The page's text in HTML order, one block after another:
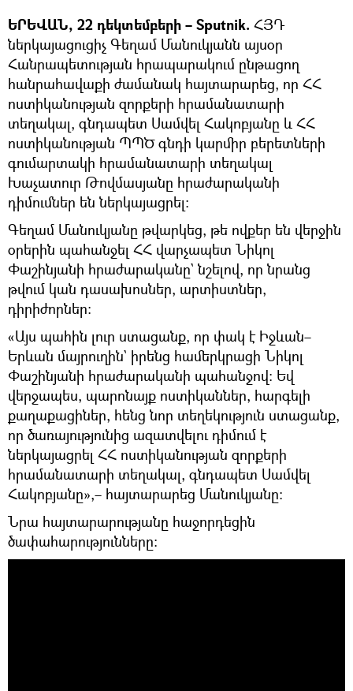
ԵՐԵՎԱՆ, 22 դեկտեմբերի – Sputnik. ՀՅԴ
ներկայացուցիչ Գեղամ Մանուկյանն այսօր
Հանրապետության հրապարակում ընթացող
հանրահավաքի ժամանակ հայտարարեց, որ ՀՀ
ոստիկանության զորքերի հրամանատարի
տեղակալ, գնդապետ Սամվել Հակոբյանը և ՀՀ
ոստիկանության ՊՊԾ գնդի կարմիր բերետների
գումարտակի հրամանատարի տեղակալ
Խաչատուր Թովմասյանը հրաժարականի
դիմումներ են ներկայացրել։
Գեղամ Մանուկյանը թվարկեց, թե ովքեր են վերջին
օրերին պահանջել ՀՀ վարչապետ Նիկոլ
Փաշինյանի հրաժարականը` նշելով, որ նրանց
թվում կան դասախոսներ, արտիստներ,
դիրիժորներ։
«Այս պահին լուր ստացանք, որ փակ է Իջևան–
Երևան մայրուղին` իրենց համերկրացի Նիկոլ
Փաշինյանի հրաժարականի պահանջով։ Եվ
վերջապես, պարոնայք ոստիկաններ, հարգելի
քաղաքացիներ, հենց նոր տեղեկություն ստացանք,
որ ծառայությունից ազատվելու դիմում է
ներկայացրել ՀՀ ոստիկանության զորքերի
հրամանատարի տեղակալ, գնդապետ Սամվել
Հակոբյանը»,– հայտարարեց Մանուկյանը։
Նրա հայտարարությանը հաջորդեցին
ծափահարությունները։